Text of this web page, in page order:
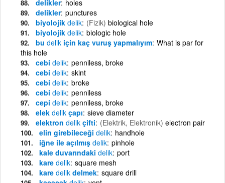
delikler holes
delikler punctures
biyolojik delik (Fizik) biological hole
biyolojik delik biologic hole
bu delik için kaç vuruş yapmalıyım What is par for
this hole
cebi delik penniless, broke
cebi delik skint
cebi delik broke
cebi delik penniless
cepi delik penniless, broke
elek delik çapı sieve diameter
elektron delik çifti (Elektrik, Elektronik) electron pair
elin girebileceği delik handhole
iğne ile açılmış delik pinhole
kale duvarındaki delik port
kare delik square mesh
kare delik delmek square drill